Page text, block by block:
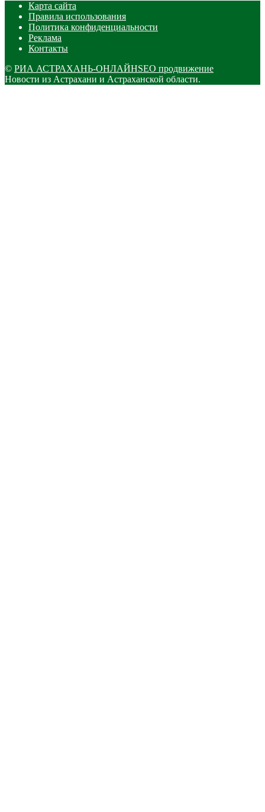
Карта сайта
Правила использования
Политика конфиденциальности
Реклама
Контакты
© РИА АСТРАХАНЬ-ОНЛАЙНSEO продвижение
Новости из Астрахани и Астраханской области.